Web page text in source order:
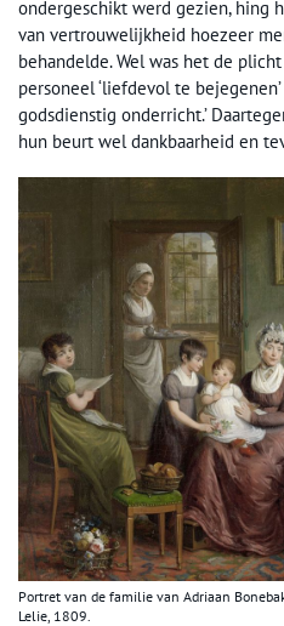
ondergeschikt werd gezien, hing
van vertrouwelijkheid hoezeer
behandelde. Wel was het de
personeel ‘liefdevol te
godsdienstig onderricht.’
hun beurt wel dankbaarheid en
Portret van de familie van Adriaan
Lelie, 1809.